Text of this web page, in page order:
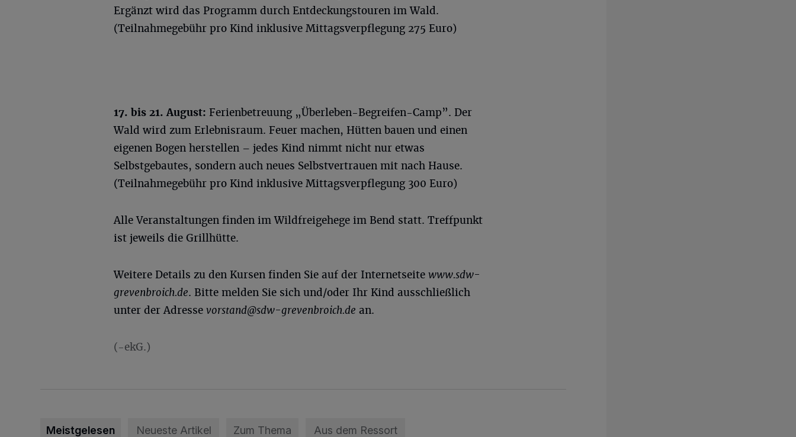
Ergänzt wird das Programm durch Entdeckungstouren im Wald.
(Teilnahmegebühr pro Kind inklusive Mittagsverpflegung 275 Euro)
17. bis 21. August: Ferienbetreuung „Überleben-Begreifen-Camp”. Der
Wald wird zum Erlebnisraum. Feuer machen, Hütten bauen und einen
eigenen Bogen herstellen – jedes Kind nimmt nicht nur etwas
Selbstgebautes, sondern auch neues Selbstvertrauen mit nach Hause.
(Teilnahmegebühr pro Kind inklusive Mittagsverpflegung 300 Euro)
Alle Veranstaltungen finden im Wildfreigehege im Bend statt. Treffpunkt
ist jeweils die Grillhütte.
Weitere Details zu den Kursen finden Sie auf der Internetseite www.sdw-
grevenbroich.de. Bitte melden Sie sich und/oder Ihr Kind ausschließlich
unter der Adresse vorstand@sdw-grevenbroich.de an.
(-ekG.)
Meistgelesen Neueste Artikel Zum Thema Aus dem Ressort